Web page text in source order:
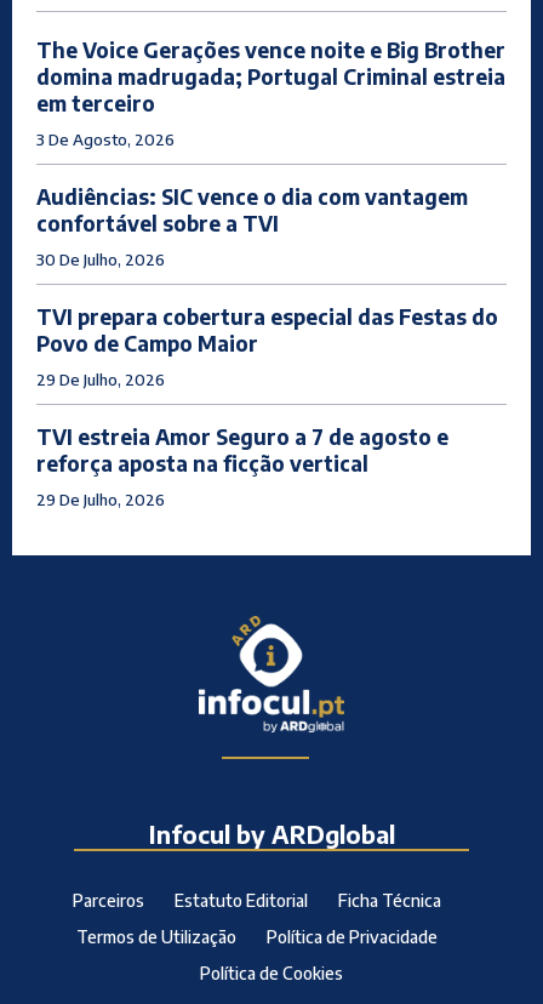
The Voice Gerações vence noite e Big Brother
domina madrugada; Portugal Criminal estreia
em terceiro
3 De Agosto, 2026
Audiências: SIC vence o dia com vantagem
confortável sobre a TVI
30 De Julho, 2026
TVI prepara cobertura especial das Festas do
Povo de Campo Maior
29 De Julho, 2026
TVI estreia Amor Seguro a 7 de agosto e
reforça aposta na ficção vertical
29 De Julho, 2026
Infocul by ARDglobal
Parceiros Estatuto Editorial
Ficha Técnica
Termos de Utilização
Política de Privacidade
Política de Cookies